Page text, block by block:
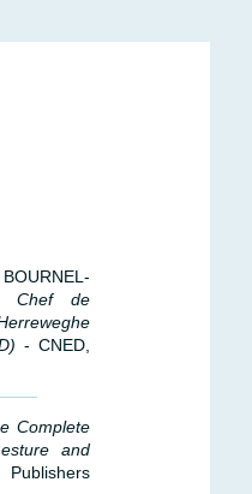
-Chef de
- CNED,
Complete
and